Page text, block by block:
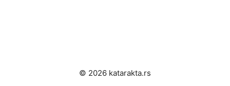
© 2026 katarakta.rs